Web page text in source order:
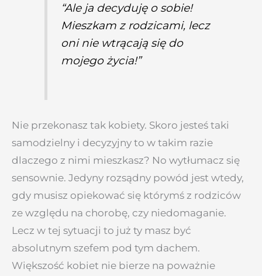
“Ale ja decyduję o sobie!
Mieszkam z rodzicami, lecz
oni nie wtrącają się do
mojego życia!”
Nie przekonasz tak kobiety. Skoro jesteś taki
samodzielny i decyzyjny to w takim razie
dlaczego z nimi mieszkasz? No wytłumacz się
sensownie. Jedyny rozsądny powód jest wtedy,
gdy musisz opiekować się którymś z rodziców
ze względu na chorobę, czy niedomaganie.
Lecz w tej sytuacji to już ty masz być
absolutnym szefem pod tym dachem.
Większość kobiet nie bierze na poważnie